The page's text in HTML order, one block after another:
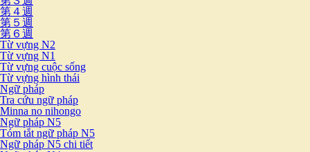
第４週
第５週
第６週
Từ vựng N2
Từ vựng N1
Từ vựng cuộc sống
Từ vựng hình thái
Ngữ pháp
Tra cứu ngữ pháp
Minna no nihongo
Ngữ pháp N5
Tóm tắt ngữ pháp N5
Ngữ pháp N5 chi tiết